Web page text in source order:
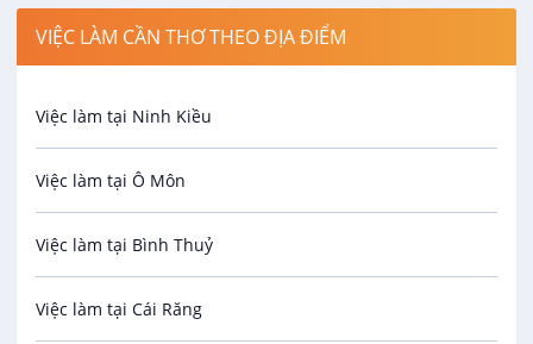
Spa
Bảo Vệ
An toàn lao động
Bảo hiểm
Biên phiên dịch
VIỆC LÀM CẦN THƠ THEO ĐỊA ĐIỂM
Việc làm tại Ninh Kiều
Việc làm tại Ô Môn
Việc làm tại Bình Thuỷ
Việc làm tại Cái Răng